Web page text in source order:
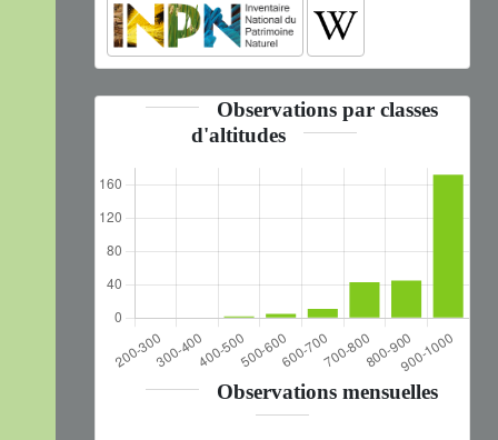
Observations par classes
d'altitudes
Observations mensuelles